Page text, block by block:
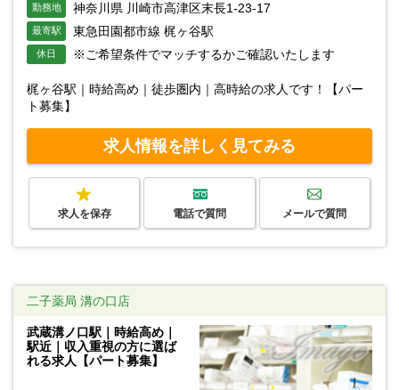
勤務地 神奈川県 川崎市高津区末長1-23-17
最寄駅 東急田園都市線 梶ヶ谷駅
休日 ※ご希望条件でマッチするかご確認いたします
梶ヶ谷駅｜時給高め｜徒歩圏内｜高時給の求人です！【パー
ト募集】
求人情報を詳しく見てみる
求人を保存 電話で質問 メールで質問
二子薬局 溝の口店
武蔵溝ノ口駅｜時給高め｜
駅近｜収入重視の方に選ば
れる求人【パート募集】